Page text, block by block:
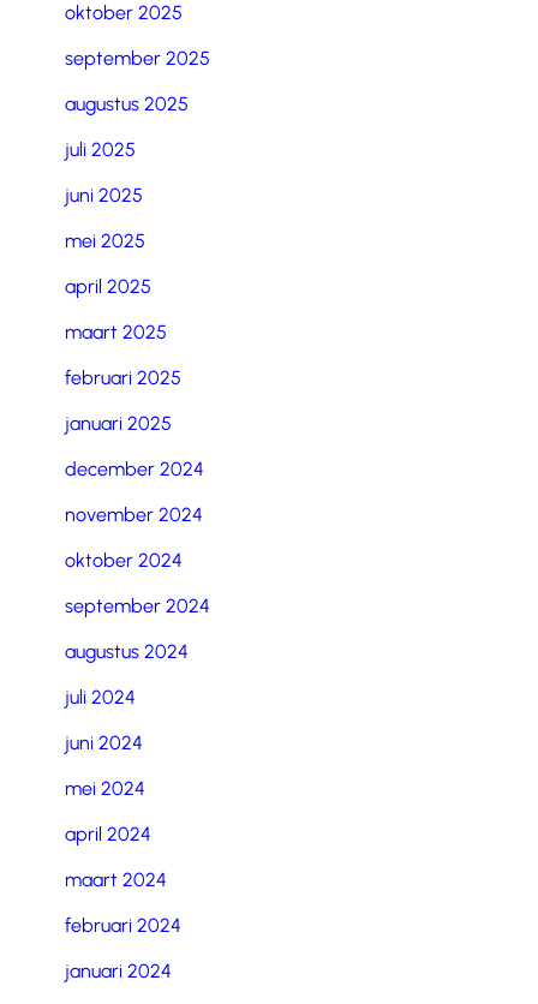
oktober 2025
september 2025
augustus 2025
juli 2025
juni 2025
mei 2025
april 2025
maart 2025
februari 2025
januari 2025
december 2024
november 2024
oktober 2024
september 2024
augustus 2024
juli 2024
juni 2024
mei 2024
april 2024
maart 2024
februari 2024
januari 2024